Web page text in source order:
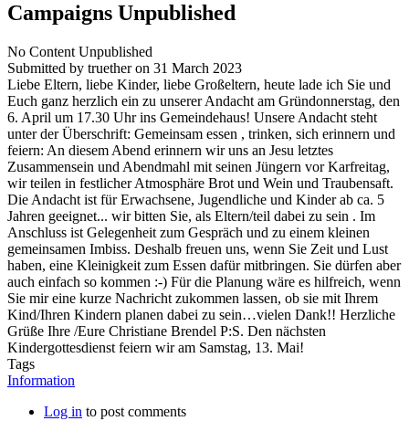
Campaigns Unpublished
No Content Unpublished
Submitted by truetheron 31 March 2023
Liebe Eltern, liebe Kinder, liebe Großeltern, heute lade ich Sie und
Euch ganz herzlich ein zu unserer Andacht am Gründonnerstag, den
6. April um 17.30 Uhr ins Gemeindehaus! Unsere Andacht steht
unter der Überschrift: Gemeinsam essen , trinken, sich erinnern und
feiern: An diesem Abend erinnern wir uns an Jesu letztes
Zusammensein und Abendmahl mit seinen Jüngern vor Karfreitag,
wir teilen in festlicher Atmosphäre Brot und Wein und Traubensaft.
Die Andacht ist für Erwachsene, Jugendliche und Kinder ab ca. 5
Jahren geeignet... wir bitten Sie, als Eltern/teil dabei zu sein . Im
Anschluss ist Gelegenheit zum Gespräch und zu einem kleinen
gemeinsamen Imbiss. Deshalb freuen uns, wenn Sie Zeit und Lust
haben, eine Kleinigkeit zum Essen dafür mitbringen. Sie dürfen aber
auch einfach so kommen :-) Für die Planung wäre es hilfreich, wenn
Sie mir eine kurze Nachricht zukommen lassen, ob sie mit Ihrem
Kind/Ihren Kindern planen dabei zu sein…vielen Dank!! Herzliche
Grüße Ihre /Eure Christiane Brendel P:S. Den nächsten
Kindergottesdienst feiern wir am Samstag, 13. Mai!
Tags
Information
Log in to post comments